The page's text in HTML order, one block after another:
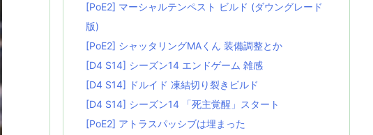
[PoE2] マーシャルテンペスト ビルド (ダウングレード
版)
[PoE2] シャッタリングMAくん 装備調整とか
[D4 S14] シーズン14 エンドゲーム 雑感
[D4 S14] ドルイド 凍結切り裂きビルド
[D4 S14] シーズン14 「死主覚醒」スタート
[PoE2] アトラスパッシブは埋まった